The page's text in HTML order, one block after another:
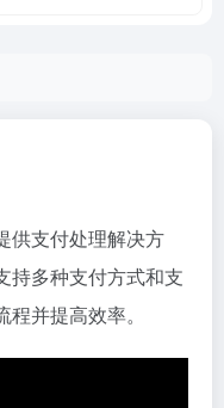
供支付处理解决方
持多种支付方式和支
并提高效率。